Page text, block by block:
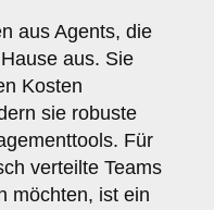
aus Agents, die
aus. Sie
Kosten
sie robuste
Für
verteilte Teams
möchten, ist ein